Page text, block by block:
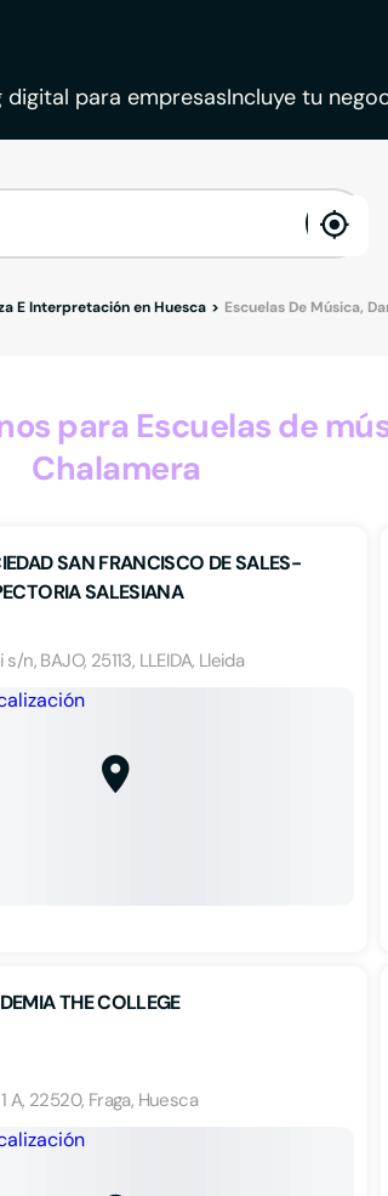
digital para empresasIncluye tu
E Interpretación en Huesca Escuelas De Música,
para Escuelas de
Chalamera
SAN FRANCISCO DE SALES-
SALESIANA
n, BAJO, 25113, LLEIDA, Lleida
THE COLLEGE
A, 22520, Fraga, Huesca